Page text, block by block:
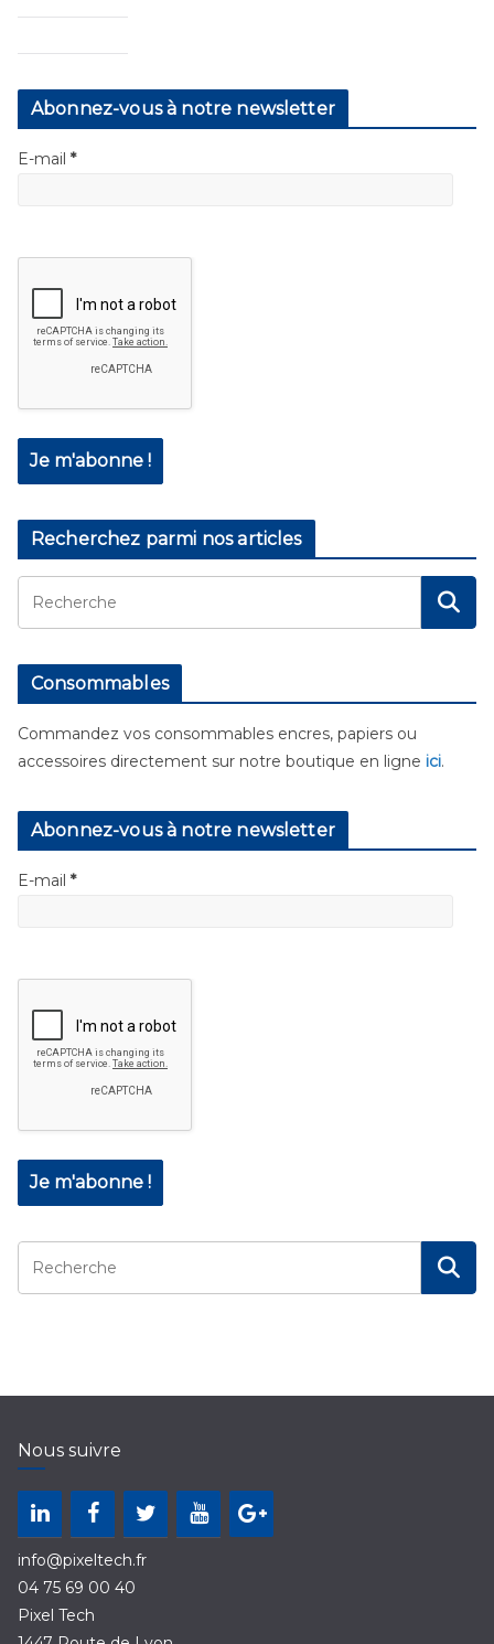
Abonnez-vous à notre newsletter
E-mail *
Recherchez parmi nos articles
Consommables
Commandez vos consommables encres, papiers ou
accessoires directement sur notre boutique en ligne ici.
Abonnez-vous à notre newsletter
E-mail *
Nous suivre
info@pixeltech.fr
04 75 69 00 40
Pixel Tech